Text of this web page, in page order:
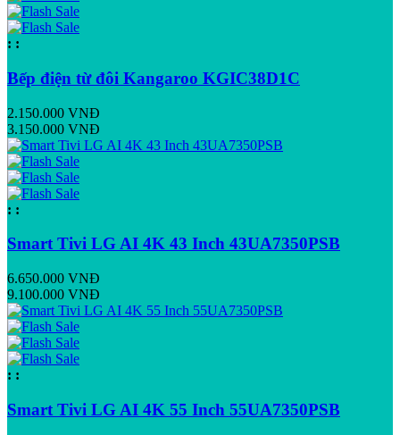
: :
Bếp điện từ đôi Kangaroo KGIC38D1C
2.150.000 VNĐ
3.150.000 VNĐ
: :
Smart Tivi LG AI 4K 43 Inch 43UA7350PSB
6.650.000 VNĐ
9.100.000 VNĐ
: :
Smart Tivi LG AI 4K 55 Inch 55UA7350PSB